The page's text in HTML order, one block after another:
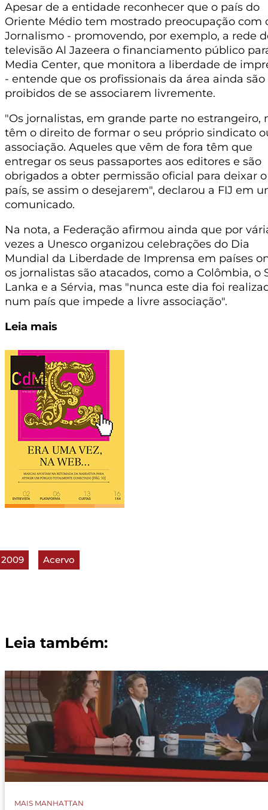
Apesar de a entidade reconhecer que o país do
Oriente Médio tem mostrado preocupação com
Jornalismo - promovendo, por exemplo, a rede
televisão Al Jazeera o financiamento público
Media Center, que monitora a liberdade de
- entende que os profissionais da área ainda são
proibidos de se associarem livremente.
"Os jornalistas, em grande parte no estrangeiro,
têm o direito de formar o seu próprio sindicato
associação. Aqueles que vêm de fora têm que
entregar os seus passaportes aos editores e são
obrigados a obter permissão oficial para deixar o
país, se assim o desejarem", declarou a FIJ em
comunicado.
Na nota, a Federação afirmou ainda que por
vezes a Unesco organizou celebrações do Dia
Mundial da Liberdade de Imprensa em países
os jornalistas são atacados, como a Colômbia, o
Lanka e a Sérvia, mas "nunca este dia foi
num país que impede a livre associação".
Leia mais
2009 Acervo
Leia também:
MAIS MANHATTAN